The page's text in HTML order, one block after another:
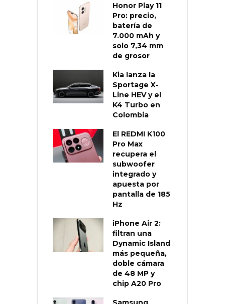
Honor Play 11
Pro: precio,
batería de
7.000 mAh y
solo 7,34 mm
de grosor
Kia lanza la
Sportage X-
Line HEV y el
K4 Turbo en
Colombia
El REDMI K100
Pro Max
recupera el
subwoofer
integrado y
apuesta por
pantalla de 185
Hz
iPhone Air 2:
filtran una
Dynamic Island
más pequeña,
doble cámara
de 48 MP y
chip A20 Pro